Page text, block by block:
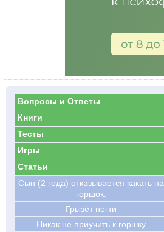
Вопросы и Ответы
Книги
Тесты
Игры
Статьи
Сын (2 года) отказывается какать на
горшок.
Грызёт ногти
Никак не приучить к горшку